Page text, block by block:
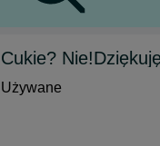
Cukie?
Używane